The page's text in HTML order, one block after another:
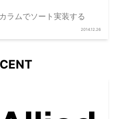
ラムでソート実装する
2014.12.26